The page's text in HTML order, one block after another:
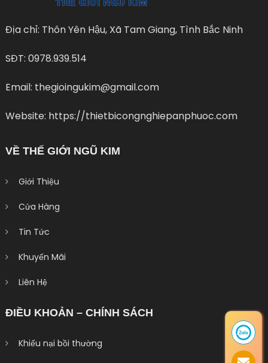
Địa chỉ: Thôn Yên Hậu, Xã Tam Giang, Tình Bắc Ninh
SĐT: 0978.939.514
Email: thegioingukim@gmail.com
Website: https://thietbicongnghiepanphuoc.com
VỀ THẾ GIỚI NGŨ KIM
Giới Thiệu
Cửa Hàng
Tin Tức
Khuyến Mãi
Liên Hệ
ĐIỀU KHOẢN – CHÍNH SÁCH
Khiếu nại bồi thường